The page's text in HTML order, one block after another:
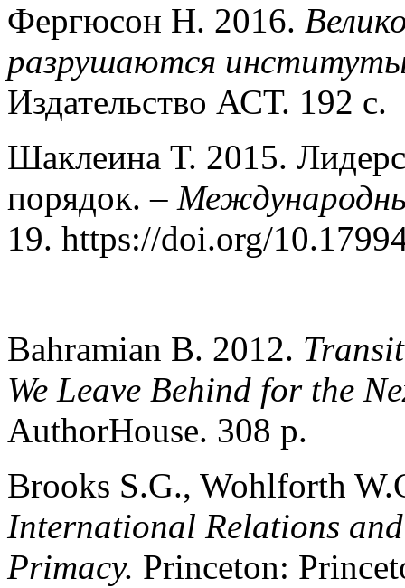
Фергюсон Н. 2016.
разрушаются институты
Издательство АСТ. 192 с.
Шаклеина Т. 2015.
порядок. –
19. https://doi.org/
Bahramian B. 2012.
We Leave Behind for the
AuthorHouse. 308 p.
Brooks S.G., Wohlforth
International Relations
Primacy. Princeton: